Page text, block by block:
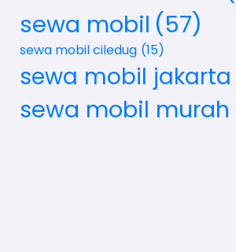
sewa mobil (57)
sewa mobil ciledug (15)
sewa mobil jakarta
sewa mobil murah